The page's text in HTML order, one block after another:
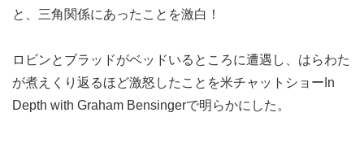
と、三角関係にあったことを激白！
ロビンとブラッドがベッドいるところに遭遇し、はらわた
が煮えくり返るほど激怒したことを米チャットショーIn
Depth with Graham Bensingerで明らかにした。